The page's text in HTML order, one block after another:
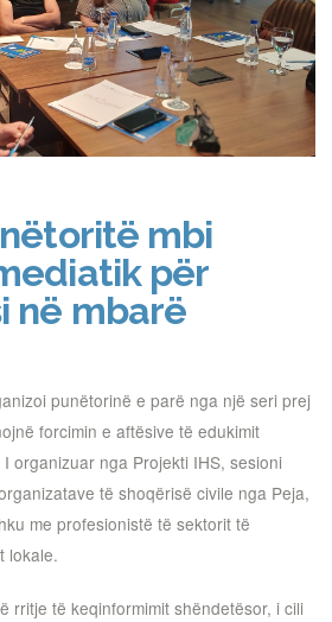
mbi
për
në mbarë
punëtorinë e parë nga një seri prej
forcimin e aftësive të edukimit
organizuar nga Projekti IHS, sesioni
të shoqërisë civile nga Peja,
me profesionistë të sektorit të
lokale.
rritje të keqinformimit shëndetësor, i cili